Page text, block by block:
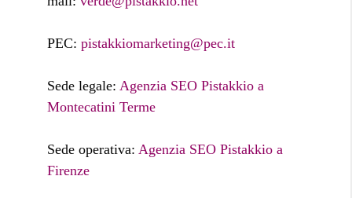
PEC: pistakkiomarketing@pec.it
Sede legale: Agenzia SEO Pistakkio a
Montecatini Terme
Sede operativa: Agenzia SEO Pistakkio a
Firenze